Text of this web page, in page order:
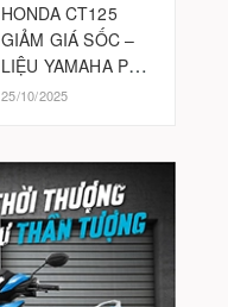
HONDA CT125
GIẢM GIÁ SỐC –
LIỆU YAMAHA PG-
1 CÓ BỊ ẢNH
25/10/2025